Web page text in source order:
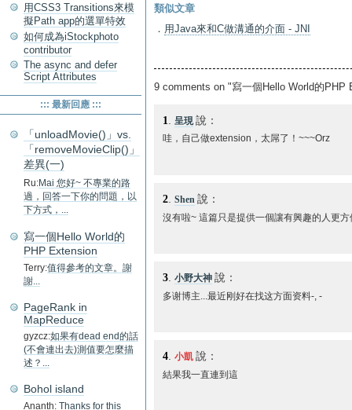
類似文章
． 用Java來和C做溝通的介面 - JNI
9 comments on "寫一個Hello World的PHP
1 呈現 說：
哇，自己做extension，太屌了！~~~Orz
2 Shen 說：
沒有啦~ 這篇只是提供一個讓有興趣的人更
3 小野大神 說：
多谢博主...最近刚好在找这方面资料-, -
4. 小凱 說：
結果我一直連到這
用CSS3 Transitions來模
擬Path app的選單特效
如何成為iStockphoto
contributor
The async and defer
Script Attributes
::: 最新回應 :::
「unloadMovie()」vs.
「removeMovieClip()」
差異(一)
Ru:Mai 您好~ 不專業的路
過，回答一下你的問題，以
下方式，...
寫一個Hello World的
PHP Extension
Terry:值得參考的文章。謝
謝...
PageRank in
MapReduce
gyzcz:如果有dead end的話
(不會連出去)測值要怎麼描
述？...
Bohol island
Ananth: Thanks for this